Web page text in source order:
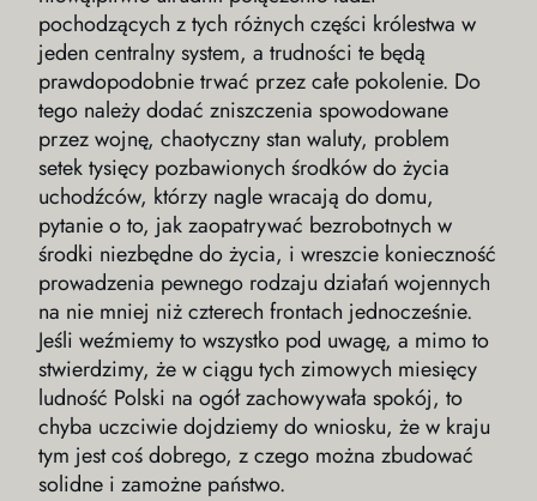
pochodzących z tych różnych części królestwa w
jeden centralny system, a trudności te będą
prawdopodobnie trwać przez całe pokolenie. Do
tego należy dodać zniszczenia spowodowane
przez wojnę, chaotyczny stan waluty, problem
setek tysięcy pozbawionych środków do życia
uchodźców, którzy nagle wracają do domu,
pytanie o to, jak zaopatrywać bezrobotnych w
środki niezbędne do życia, i wreszcie konieczność
prowadzenia pewnego rodzaju działań wojennych
na nie mniej niż czterech frontach jednocześnie.
Jeśli weźmiemy to wszystko pod uwagę, a mimo to
stwierdzimy, że w ciągu tych zimowych miesięcy
ludność Polski na ogół zachowywała spokój, to
chyba uczciwie dojdziemy do wniosku, że w kraju
tym jest coś dobrego, z czego można zbudować
solidne i zamożne państwo.